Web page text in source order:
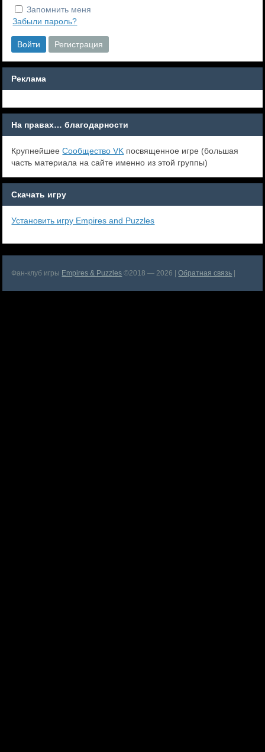
Запомнить меня
Забыли пароль?
Войти Регистрация
Реклама
На правах… благодарности
КрупнейшееСообщество VK посвященное игре (большая
часть материала на сайте именно из этой группы)
Скачать игру
Установить игру Empires and Puzzles
Фан-клуб игры Empires & Puzzles ©2018 — 2026 |Обратная связь